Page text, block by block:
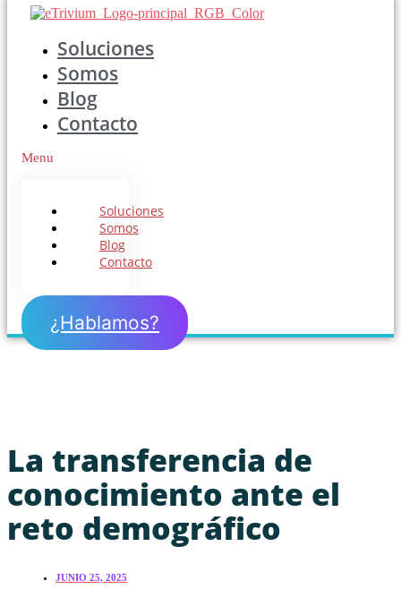
Soluciones
Somos
Blog
Contacto
Menu
Soluciones
Somos
Blog
Contacto
¿Hablamos?
La transferencia de
conocimiento ante el
reto demográfico
JUNIO 25, 2025